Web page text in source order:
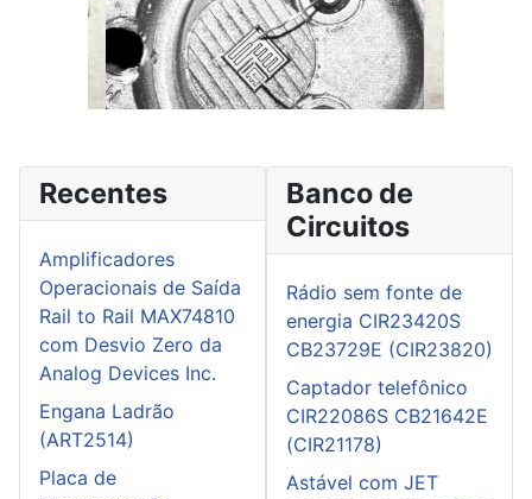
Recentes
Amplificadores
Operacionais de Saída
Rail to Rail MAX74810
com Desvio Zero da
Analog Devices Inc.
Engana Ladrão
(ART2514)
Placa de
Banco de
Circuitos
Rádio sem fonte de
energia CIR23420S
CB23729E (CIR23820)
Captador telefônico
CIR22086S CB21642E
(CIR21178)
Astável com JET